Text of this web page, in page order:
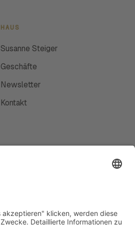
HAUS
Susanne Steiger
Geschäfte
Newsletter
Kontakt